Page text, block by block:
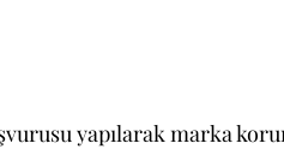
yapılarak marka